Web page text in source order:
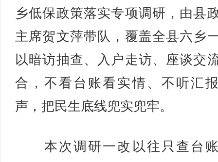
乡低保政策落实专项调研，由县
主席贺文萍带队，覆盖全县六乡
以暗访抽查、入户走访、座谈交
合，不看台账看实情、不听汇
声，把民生底线兜实兜牢。
本次调研一改以往只查台